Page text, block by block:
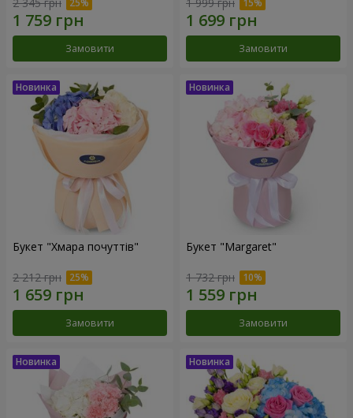
2 345 грн
Замовити
1 999 грн
Замовити
Букет "Хмара почуттів"
2 212 грн
Замовити
Букет "Margaret"
1 732 грн
Замовити